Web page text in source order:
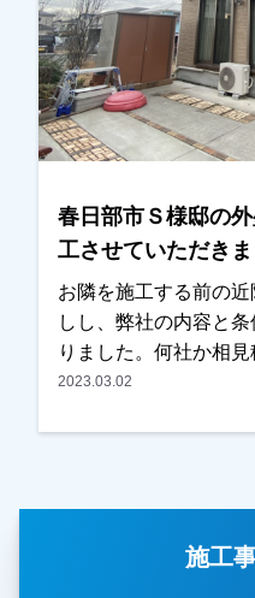
ろん無料です！ご遠
お待ちしております！
春日部市Ｓ様邸の
工させていただき
お隣を施工する前の
しし、弊社の内容と
りました。何社か相
が、弊社の内容が一番
塗装をお考えのお客
2023.03.02
施工